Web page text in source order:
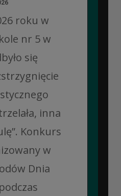
roku w
nr 5 w
się
inna
Konkurs
w
Dnia